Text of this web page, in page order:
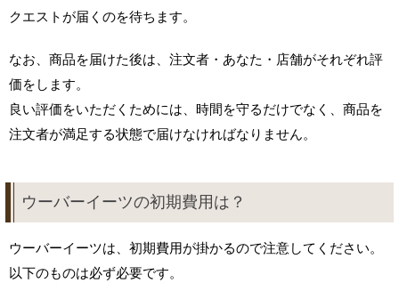
クエストが届くのを待ちます。
なお、商品を届けた後は、注文者・あなた・店舗がそれぞれ評
価をします。
良い評価をいただくためには、時間を守るだけでなく、商品を
注文者が満足する状態で届けなければなりません。
ウーバーイーツの初期費用は？
ウーバーイーツは、初期費用が掛かるので注意してください。
以下のものは必ず必要です。